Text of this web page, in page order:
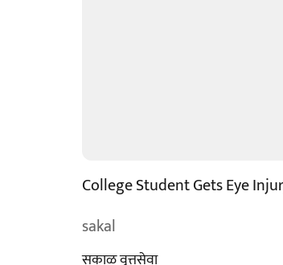
College Student Gets Eye
sakal
सकाळ वृत्तसेवा